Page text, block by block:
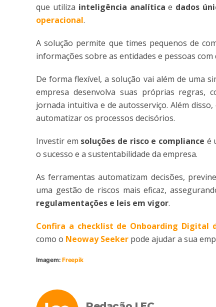
que utiliza inteligência analítica e dados
operacional.
A solução permite que times pequenos de
informações sobre as entidades e pessoas com
De forma flexível, a solução vai além de uma
empresa desenvolva suas próprias regras,
jornada intuitiva e de autosserviço. Além
automatizar os processos decisórios.
Investir em soluções de risco e compliance é
o sucesso e a sustentabilidade da empresa.
As ferramentas automatizam decisões,
uma gestão de riscos mais eficaz,
regulamentações e leis em vigor.
Confira a checklist de Onboarding Digital
como o Neoway Seeker pode ajudar a sua
Imagem:Freepik